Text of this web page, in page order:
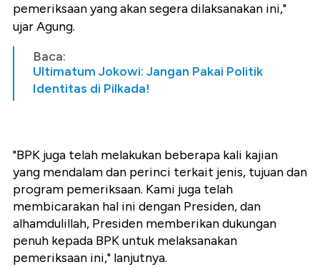
pemeriksaan yang akan segera dilaksanakan ini,"
ujar Agung.
Baca:
Ultimatum Jokowi: Jangan Pakai Politik
Identitas di Pilkada!
"BPK juga telah melakukan beberapa kali kajian
yang mendalam dan perinci terkait jenis, tujuan dan
program pemeriksaan. Kami juga telah
membicarakan hal ini dengan Presiden, dan
alhamdulillah, Presiden memberikan dukungan
penuh kepada BPK untuk melaksanakan
pemeriksaan ini," lanjutnya.